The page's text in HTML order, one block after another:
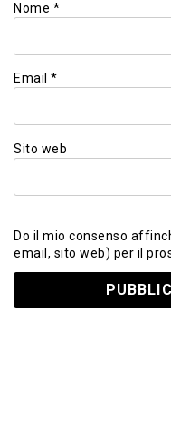
Nome *
Email *
Sito web
Do il mio consenso
email, sito web) per il